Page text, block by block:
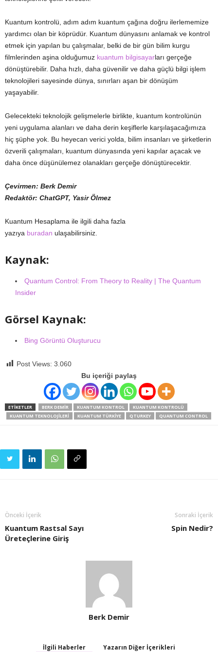
Kuantum kontrolü, adım adım kuantum çağına doğru ilerlememize
yardımcı olan bir köprüdür. Kuantum dünyasını anlamak ve kontrol
etmek için yapılan bu çalışmalar, belki de bir gün bilim kurgu
filmlerinden aşina olduğumuz kuantum bilgisayarları gerçeğe
dönüştürebilir. Daha hızlı, daha güvenilir ve daha güçlü bilgi işlem
teknolojileri sayesinde dünya, sınırları aşan bir dönüşüm
yaşayabilir.
Gelecekteki teknolojik gelişmelerle birlikte, kuantum kontrolünün
yeni uygulama alanları ve daha derin keşiflerle karşılaşacağımıza
hiç şüphe yok. Bu heyecan verici yolda, bilim insanları ve şirketlerin
özverili çalışmaları, kuantum dünyasında yeni kapılar açacak ve
daha önce düşünülemez olanakları gerçeğe dönüştürecektir.
Çevirmen: Berk Demir
Redaktör: ChatGPT, Yasir Ölmez
Kuantum Hesaplama ile ilgili daha fazla
yazıya buradan ulaşabilirsiniz.
Kaynak:
Quantum Control: From Theory to Reality | The Quantum
Insider
Görsel Kaynak:
Bing Görüntü Oluşturucu
Post Views: 3.060
Bu içeriği paylaş
ETIKETLER BERK DEMIR KUANTUM KONTROL
KUANTUM KONTROLÜ
KUANTUM TEKNOLOJILERI
KUANTUM TÜRKIYE QTURKEY QUANTUM CONTROL
Önceki İçerik
Kuantum Rastsal Sayı
Üreteçlerine Giriş
Sonraki İçerik
Spin Nedir?
Berk Demir
İlgili Haberler Yazarın Diğer İçerikleri